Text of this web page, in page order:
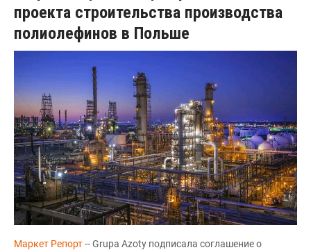
проекта строительства производства
полиолефинов в Польше
Маркет Репорт-- Grupa Azoty подписала соглашение о